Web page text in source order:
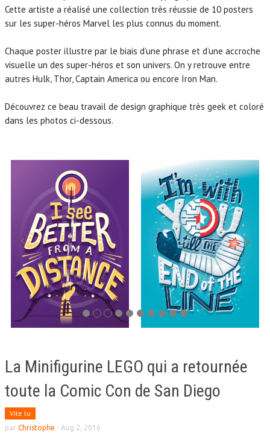
Cette artiste a réalisé une collection très réussie de 10 posters
sur les super-héros Marvel les plus connus du moment.
Chaque poster illustre par le biais d’une phrase et d’une accroche
visuelle un des super-héros et son univers. On y retrouve entre
autres Hulk, Thor, Captain America ou encore Iron Man.
Découvrez ce beau travail de design graphique très geek et coloré
dans les photos ci-dessous.
La Minifigurine LEGO qui a retournée
toute la Comic Con de San Diego
Vite lu
par Christophe - Aug 2, 2016